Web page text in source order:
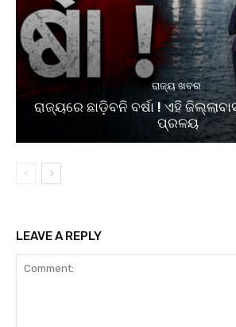
ରାଜ୍ୟ ଖବର
ରାଜ୍ୟରେ ଛାଡ଼ିବନି ବର୍ଷା ! ଏହି
ପ୍ରଳୟ
LEAVE A REPLY